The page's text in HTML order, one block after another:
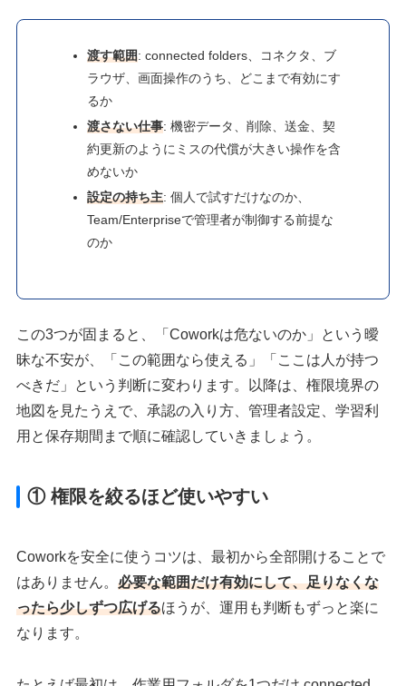
渡す範囲: connected folders、コネクタ、ブ
ラウザ、画面操作のうち、どこまで有効にす
るか
渡さない仕事: 機密データ、削除、送金、契
約更新のようにミスの代償が大きい操作を含
めないか
設定の持ち主: 個人で試すだけなのか、
Team/Enterpriseで管理者が制御する前提な
のか
この3つが固まると、「Coworkは危ないのか」という曖
昧な不安が、「この範囲なら使える」「ここは人が持つ
べきだ」という判断に変わります。以降は、権限境界の
地図を見たうえで、承認の入り方、管理者設定、学習利
用と保存期間まで順に確認していきましょう。
① 権限を絞るほど使いやすい
Coworkを安全に使うコツは、最初から全部開けることで
はありません。必要な範囲だけ有効にして、足りなくな
ったら少しずつ広げるほうが、運用も判断もずっと楽に
なります。